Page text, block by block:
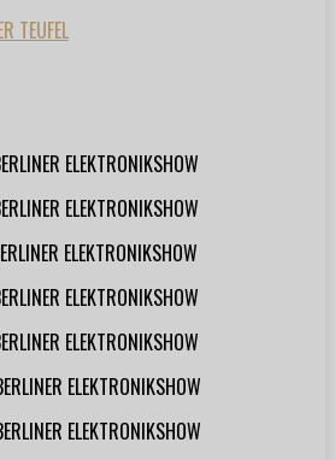
TEUFEL
ELEKTRONIKSHOW
ELEKTRONIKSHOW
ELEKTRONIKSHOW
ELEKTRONIKSHOW
ELEKTRONIKSHOW
ELEKTRONIKSHOW
ELEKTRONIKSHOW